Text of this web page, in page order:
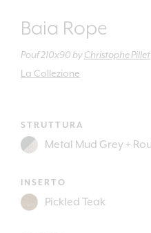
Baia Rope
Pouf 210x90byChristophe Pillet
La Collezione
STRUTTURA
INSERTO